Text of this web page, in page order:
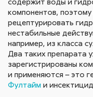
компонентов,
рецептурировать
нестабильные
например, из класса
Два таких препарата
зарегистрированы
и применяются – это
Фултайм и